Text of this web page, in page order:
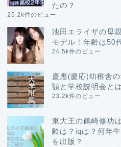
たの？
25.2k件のビュー
池田エライザの母
モデル！年齢は50
24.5k件のビュー
慶應(慶応)幼稚舎
額と学校説明会と
23.2k件のビュー
東大王の鶴崎修功
齢は？iqは？何年
を出版？